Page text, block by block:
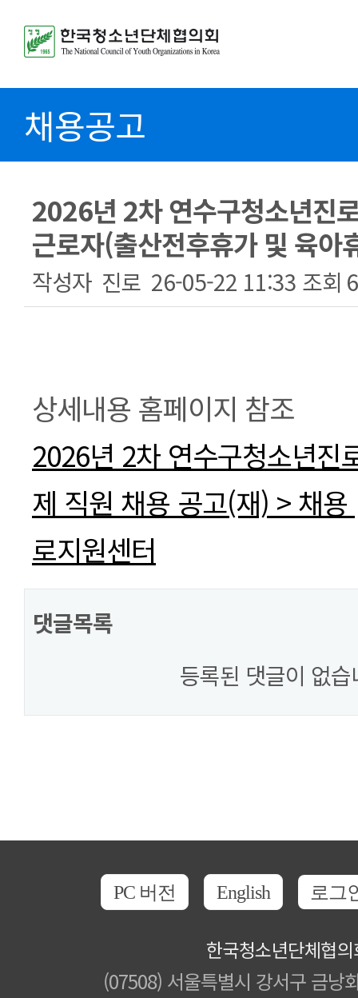
채용공고
2026년 2차 연수구청소년진
근로자(출산전후휴가 및 육아
작성자 진로 26-05-22 11:33 조회
본문
상세내용 홈페이지 참조
2026년 2차 연수구청소년진
제 직원 채용 공고(재) > 채
로지원센터
댓글목록
등록된 댓글이 없습
PC 버전 English 로그
한국청소년단체협
(07508) 서울특별시 강서구 금낭